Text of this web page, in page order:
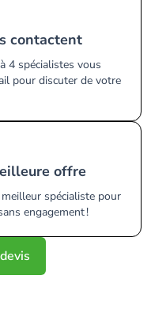
contactent
4 spécialistes vous
pour discuter de votre
offre
spécialiste pour
engagement !